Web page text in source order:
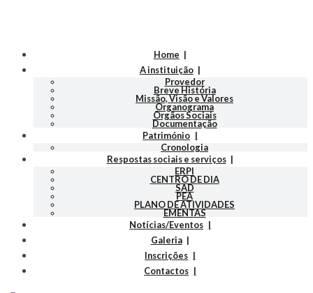
Home
A instituição
Provedor
Breve História
Missão, Visão e Valores
Organograma
Orgãos Sociais
Documentação
Património
Cronologia
Respostas sociais e serviços
ERPI
CENTRO DE DIA
SAD
PEA
PLANO DE ATIVIDADES
EMENTAS
Notícias/Eventos
Galeria
Inscrições
Contactos